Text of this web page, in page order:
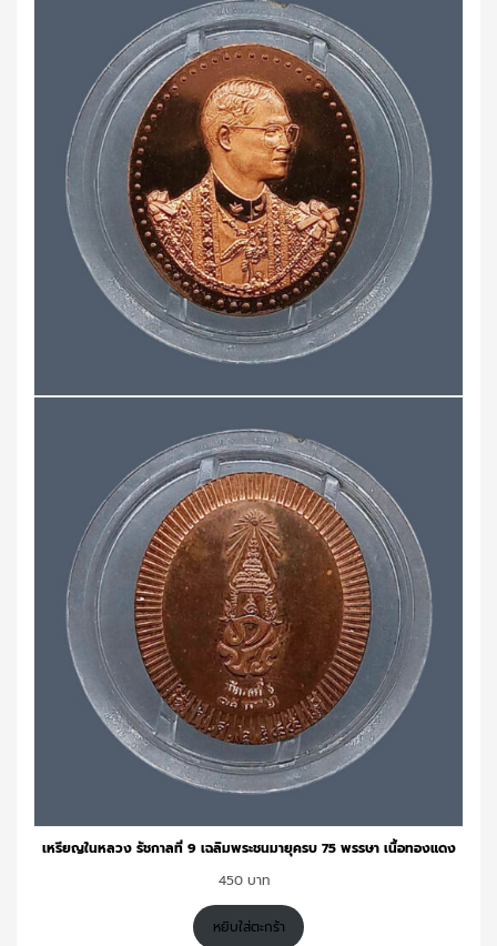
เหรียญในหลวง รัชกาลที่ 9 เฉลิมพระชนมายุครบ 75 พรรษา เนื้อทองแดง
450
หยิบใส่ตะกร้า